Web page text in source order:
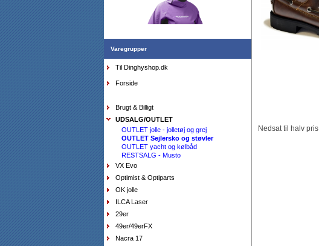
AquaFleece Classic RESTSALG - womens, vælg
DKK
Varegrupper
Til Dinghyshop.dk
Forside
Brugt & Billigt
UDSALG/OUTLET
OUTLET jolle - jolletøj og grej
OUTLET Sejlersko og støvler
OUTLET yacht og kølbåd
RESTSALG - Musto
VX Evo
Optimist & Optiparts
OK jolle
ILCA Laser
29er
49er/49erFX
Nacra 17
Nedsat til halv